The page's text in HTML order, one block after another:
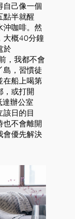
自己像一個
點半就醒
沖咖啡。然
大概40分鐘
於
，我都不會
島，習慣徒
在船上喝第
，或打開
達辦公室
該日的目
也不會離開
會優先解決